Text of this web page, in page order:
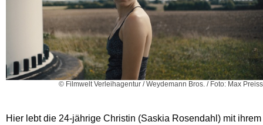
© Filmwelt Verleihagentur / Weydemann Bros. / Foto: Max Preiss
Hier lebt die 24-jährige Christin (Saskia Rosendahl) mit ihrem